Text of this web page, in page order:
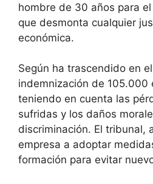
hombre de 30 años para
que desmonta cualquier
económica.
Según ha trascendido en
indemnización de 105.000
teniendo en cuenta las
sufridas y los daños
discriminación. El tribunal,
empresa a adoptar
formación para evitar